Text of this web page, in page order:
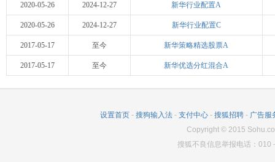
2020-05-26 2024-12-27 新华行业配置A
2020-05-26 2024-12-27 新华行业配置C
2017-05-17 至今 新华策略精选股票A
2017-05-17 至今 新华优选分红混合A
设置首页 - 搜狗输入法 - 支付中心 - 搜狐招聘 - 广告服
Copyright© 2015
搜狐不良信息举报电话：010